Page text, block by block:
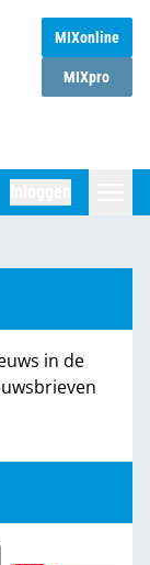
MIXonline
MIXpro
in de